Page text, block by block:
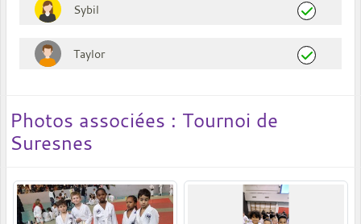
Sybil
Taylor
Photos associées : Tournoi de
Suresnes